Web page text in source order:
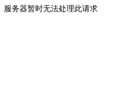
服务器暂时无法处理此请求